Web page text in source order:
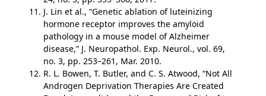
J. Lin et al., “Genetic ablation of luteinizing
hormone receptor improves the amyloid
pathology in a mouse model of Alzheimer
disease,” J. Neuropathol. Exp. Neurol., vol. 69,
no. 3, pp. 253–261, Mar. 2010.
R. L. Bowen, T. Butler, and C. S. Atwood, “Not All
Androgen Deprivation Therapies Are Created